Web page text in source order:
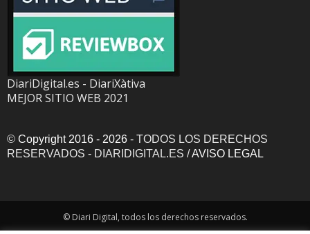
DiariDigital.es - DiariXàtiva
MEJOR SITIO WEB 2021
© Copyright 2016 - 2026 - TODOS LOS DERECHOS
RESERVADOS - DIARIDIGITAL.ES /AVISO LEGAL
© Diari Digital, todos los derechos reservados.